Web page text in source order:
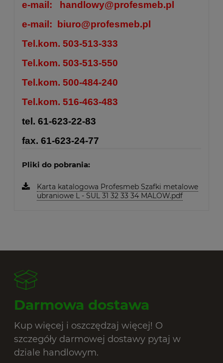
e-mail:
handlowy@profesmeb.pl
e-mail: biuro@profesmeb.pl
Tel.kom. 503-513-333
Tel.kom. 503-513-550
Tel.kom. 500-484-240
Tel.kom. 516-463-483
tel. 61-623-22-83
fax. 61-623-24-77
Pliki do pobrania:
Karta katalogowa Profesmeb Szafki metalowe
ubraniowe L - SUL 31 32 33 34 MALOW.pdf
Darmowa dostawa
Kup więcej i oszczędzaj więcej! O
szczegóły darmowej dostawy pytaj w
dziale handlowym.